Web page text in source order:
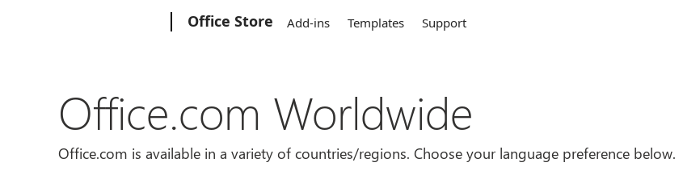
Office Store Add-ins Templates Support
Office.com Worldwide
Office.com is available in a variety of countries/regions. Choose your language preference below.